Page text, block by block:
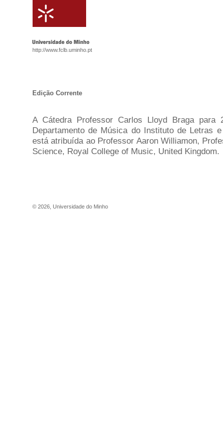
http://www.fclb.uminho.pt
Edição Corrente
A Cátedra Professor Carlos Lloyd Braga para
Departamento de Música do Instituto de Letras
está atribuída ao Professor Aaron Williamon,
Science, Royal College of Music, United Kingdom.
© 2026 Universidade do Minho